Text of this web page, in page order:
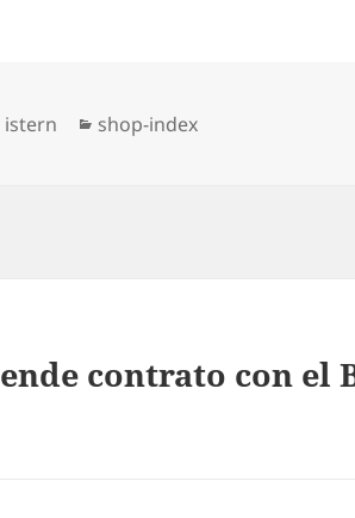
Autor
istern Categorías
shop-index
contrato con el